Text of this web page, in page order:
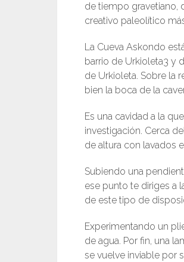
de tiempo gravetiano,
creativo paleolítico
La Cueva Askondo
barrio de Urkioleta3 y
de Urkioleta. Sobre la
bien la boca de la
Es una cavidad a la
investigación. Cerca
de altura con lavados
Subiendo una
ese punto te diriges a
de este tipo de
Experimentando un
de agua. Por fin, una
se vuelve inviable por